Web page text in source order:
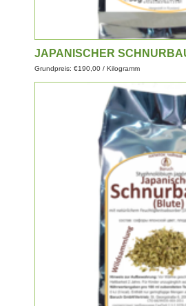
JAPANISCHER
Grundpreis: €190,00 / Kilogramm